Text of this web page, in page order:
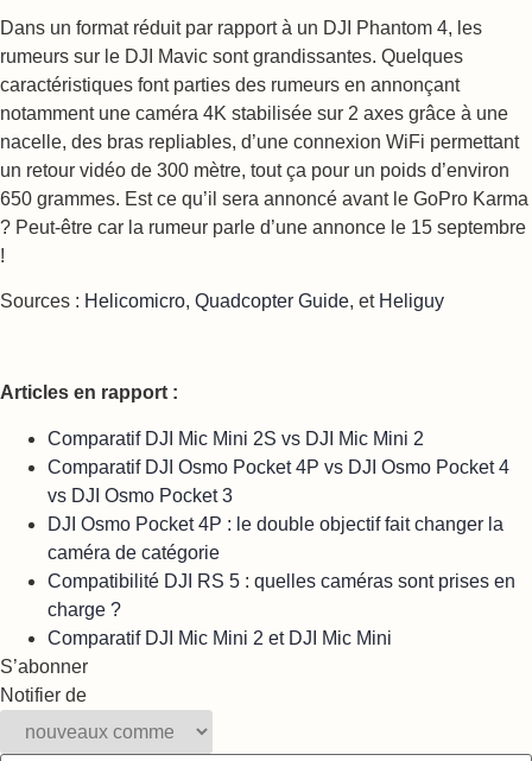
Dans un format réduit par rapport à un DJI Phantom 4, les
rumeurs sur le DJI Mavic sont grandissantes. Quelques
caractéristiques font parties des rumeurs en annonçant
notamment une caméra 4K stabilisée sur 2 axes grâce à une
nacelle, des bras repliables, d’une connexion WiFi permettant
un retour vidéo de 300 mètre, tout ça pour un poids d’environ
650 grammes. Est ce qu’il sera annoncé avant le GoPro Karma
? Peut-être car la rumeur parle d’une annonce le 15 septembre
!
Sources : Helicomicro, Quadcopter Guide, et Heliguy
Articles en rapport :
Comparatif DJI Mic Mini 2S vs DJI Mic Mini 2
Comparatif DJI Osmo Pocket 4P vs DJI Osmo Pocket 4
vs DJI Osmo Pocket 3
DJI Osmo Pocket 4P : le double objectif fait changer la
caméra de catégorie
Compatibilité DJI RS 5 : quelles caméras sont prises en
charge ?
Comparatif DJI Mic Mini 2 et DJI Mic Mini
S’abonner
Notifier de